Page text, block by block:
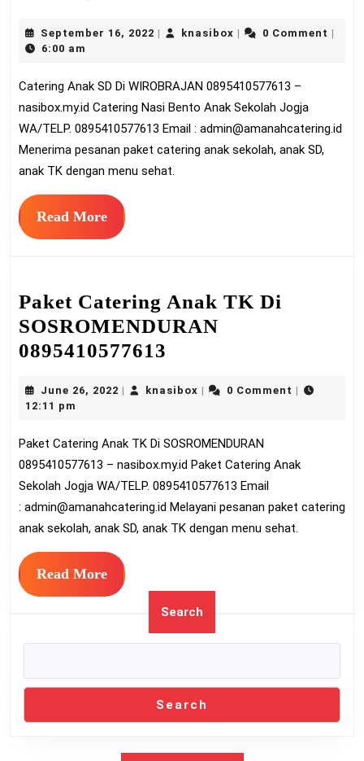
SD
September 16, 2022 September
knasiboxknasibox0 Comment
6:00 am
Catering Anak SD Di WIROBRAJAN 0895410577613 –
nasibox.my.id Catering Nasi Bento Anak Sekolah Jogja
WA/TELP. 0895410577613 Email : admin@amanahcatering.id
Menerima pesanan paket catering anak sekolah, anak SD,
anak TK dengan menu sehat.
Read MoreRead
More
Paket Catering Anak TK Di
SOSROMENDURAN
0895410577613
Anak
Di
0895410577613
June 26, 2022 June knasiboxknasibox0 Comment
12:11 pm
Paket Catering Anak TK Di SOSROMENDURAN
0895410577613 – nasibox.my.id Paket Catering Anak
Sekolah Jogja WA/TELP. 0895410577613 Email
: admin@amanahcatering.id Melayani pesanan paket catering
anak sekolah, anak SD, anak TK dengan menu sehat.
Read MoreRead
More
Search
Search